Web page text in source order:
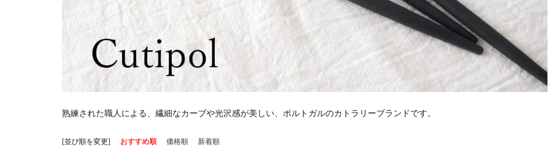
熟練された職人による、繊細なカーブや光沢感が美しい、ポルトガルのカトラリーブランドです。
[並び順を変更] おすすめ順 価格順 新着順